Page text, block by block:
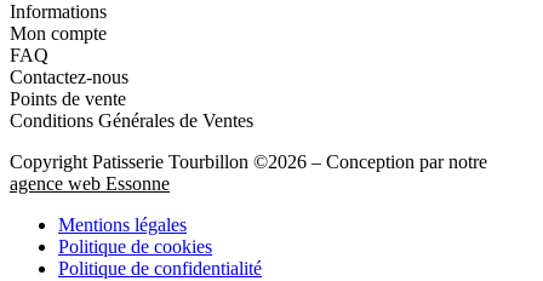
Informations
Mon compte
FAQ
Contactez-nous
Points de vente
Conditions Générales de Ventes
Copyright Patisserie Tourbillon ©2026 – Conception par notre
agence web Essonne
Mentions légales
Politique de cookies
Politique de confidentialité